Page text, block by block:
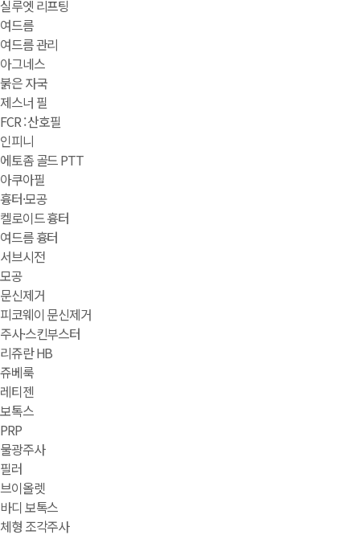
실루엣 리프팅
여드름
여드름 관리
아그네스
붉은 자국
제스너 필
FCR : 산호필
인피니
에토좀 골드 PTT
아쿠아필
흉터·모공
켈로이드 흉터
여드름 흉터
서브시전
모공
문신제거
피코웨이 문신제거
주사·스킨부스터
리쥬란 HB
쥬베룩
레티젠
보톡스
PRP
물광주사
필러
브이올렛
바디 보톡스
체형 조각주사